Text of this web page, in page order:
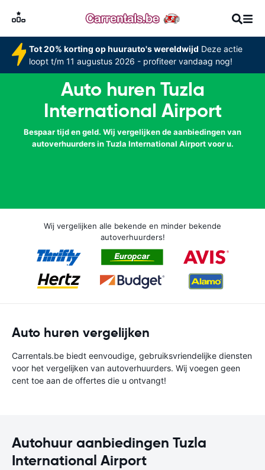
Tot 20% korting op huurauto's wereldwijd Deze actie
loopt t/m 11 augustus 2026 - profiteer vandaag nog!
Auto huren Tuzla
International Airport
Bespaar tijd en geld. Wij vergelijken de aanbiedingen van
autoverhuurders in Tuzla International Airport voor u.
Wij vergelijken alle bekende en minder bekende
autoverhuurders!
Auto huren vergelijken
Carrentals.be biedt eenvoudige, gebruiksvriendelijke diensten
voor het vergelijken van autoverhuurders. Wij voegen geen
cent toe aan de offertes die u ontvangt!
Autohuur aanbiedingen Tuzla
International Airport